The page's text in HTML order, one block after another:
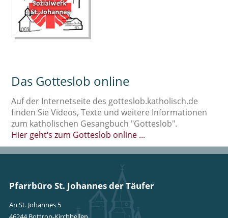
Das Gotteslob online
Auf der Internetseite des gotteslob.katholisch.de
finden Sie Videos, Texte und weitere Informationen
zum katholischen Gesangbuch "Gotteslob".
Hier geht‘s zum Gotteslob online ...
Pfarrbüro St. Johannes der Täufer
An St. Johannes 5